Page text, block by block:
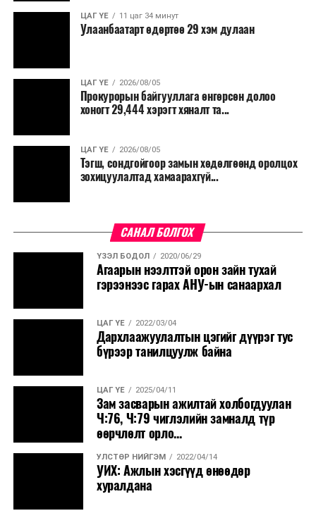
ЦАГ ҮЕ 11 цаг 34 минут
Улаанбаатарт өдөртөө 29 хэм дулаан
ЦАГ ҮЕ 2026/08/05
Прокурорын байгууллага өнгөрсөн долоо
хоногт 29,444 хэрэгт хяналт та...
ЦАГ ҮЕ 2026/08/05
Тэгш, сондгойгоор замын хөдөлгөөнд оролцох
зохицуулалтад хамаарахгүй...
САНАЛ БОЛГОХ
ҮЗЭЛ БОДОЛ 2020/06/29
Агаарын нээлттэй орон зайн тухай
гэрээнээс гарах АНУ-ын санаархал
ЦАГ ҮЕ 2022/03/04
Дархлаажуулалтын цэгийг дүүрэг тус
бүрээр танилцуулж байна
ЦАГ ҮЕ 2025/04/11
Зам засварын ажилтай холбогдуулан
Ч:76, Ч:79 чиглэлийн замналд түр
өөрчлөлт орло...
УЛСТӨР НИЙГЭМ 2022/04/14
УИХ: Ажлын хэсгүүд өнөөдөр
хуралдана